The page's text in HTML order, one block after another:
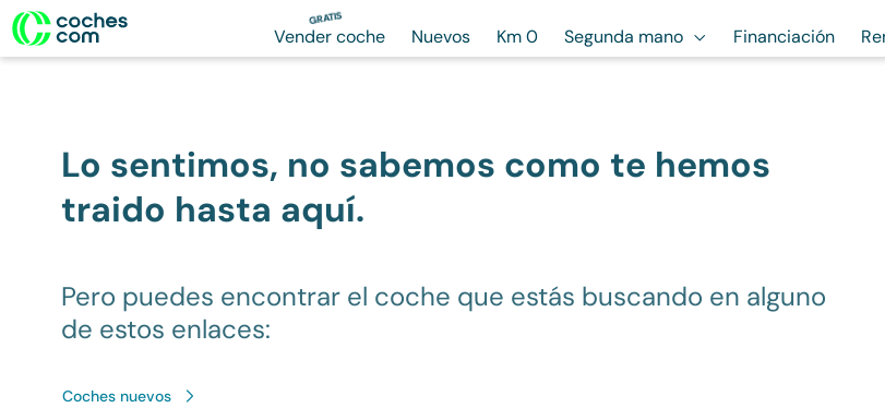
GRATIS
Vender coche Nuevos Km 0 Segunda mano Financiación
Lo sentimos, no sabemos como te hemos
traido hasta aquí.
Pero puedes encontrar el coche que estás buscando en alguno
de estos enlaces:
Coches nuevos